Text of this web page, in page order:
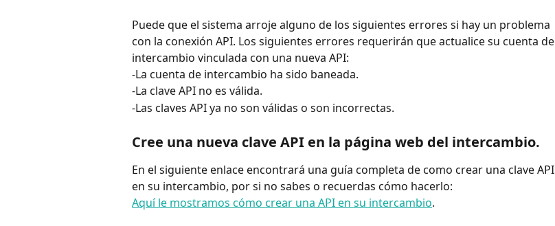
Puede que el sistema arroje alguno de los siguientes errores si hay un problema
con la conexión API. Los siguientes errores requerirán que actualice su cuenta de
intercambio vinculada con una nueva API:
-La cuenta de intercambio ha sido baneada.
-La clave API no es válida.
-Las claves API ya no son válidas o son incorrectas.
Cree una nueva clave API en la página web del intercambio.
En el siguiente enlace encontrará una guía completa de como crear una clave API
en su intercambio, por si no sabes o recuerdas cómo hacerlo:
Aquí le mostramos cómo crear una API en su intercambio.